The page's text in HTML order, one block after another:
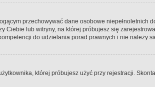
przechowywać dane osobowe
Ciebie lub witryny, na której próbujesz się
do udzielania porad prawnych i nie należy
której próbujesz użyć przy rejestracji.